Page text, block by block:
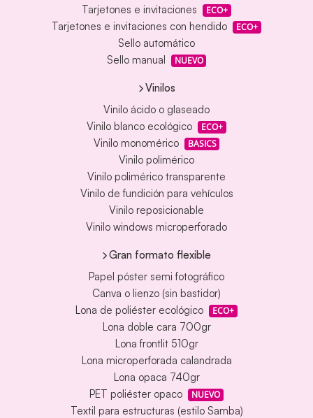
Tarjetones e invitaciones
ECO+
Tarjetones e invitaciones con hendido ECO+
Sello automático
Sello manual
NUEVO
Vinilos
Vinilo ácido o glaseado
Vinilo blanco ecológico
ECO+
Vinilo monomérico BASICS
Vinilo polimérico
Vinilo polimérico transparente
Vinilo de fundición para vehículos
Vinilo reposicionable
Vinilo windows microperforado
Gran formato flexible
Papel póster semi fotográfico
Canva o lienzo (sin bastidor)
Lona de poliéster ecológico
ECO+
Lona doble cara 700gr
Lona frontlit 510gr
Lona microperforada calandrada
Lona opaca 740gr
PET poliéster opaco
NUEVO
Textil para estructuras (estilo Samba)